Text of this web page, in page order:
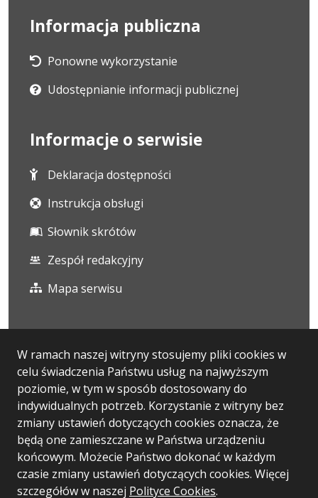
W ramach naszej witryny stosujemy pliki cookies w
celu świadczenia Państwu usług na najwyższym
poziomie, w tym w sposób dostosowany do
indywidualnych potrzeb. Korzystanie z witryny bez
zmiany ustawień dotyczących cookies oznacza, że
będą one zamieszczane w Państwa urządzeniu
końcowym. Możecie Państwo dokonać w każdym
czasie zmiany ustawień dotyczących cookies. Więcej
szczegółów w naszej Polityce Cookies.
Informacja publiczna
Ponowne wykorzystanie
Udostępnianie informacji publicznej
Informacje o serwisie
Deklaracja dostępności
Instrukcja obsługi
Słownik skrótów
Zespół redakcyjny
Mapa serwisu
Statystyki oglądalności
Ostatnio dodane
Polityka prywatności
Wersja systemu: 5.7.0